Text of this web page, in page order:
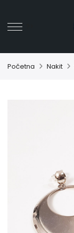
Početna Nakit